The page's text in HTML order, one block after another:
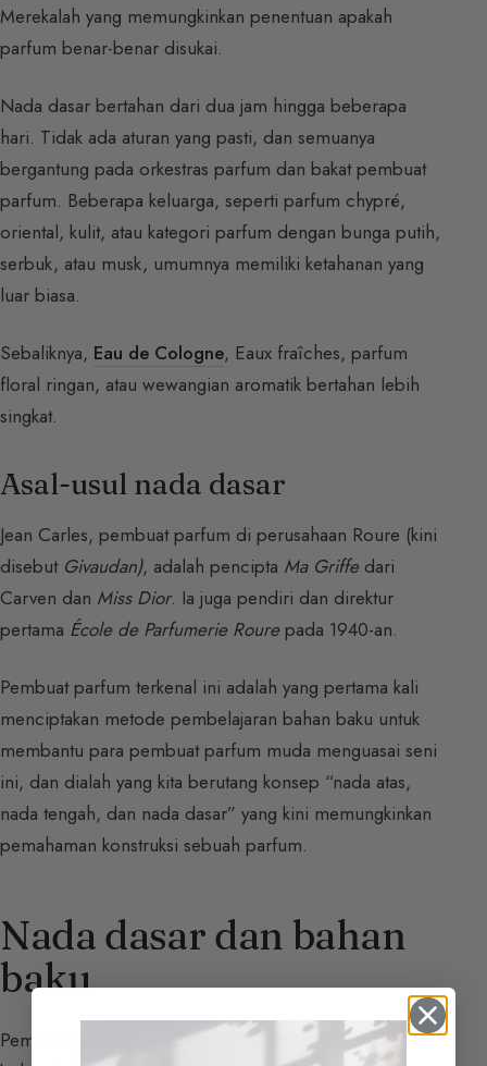
Merekalah yang memungkinkan penentuan apakah
parfum benar-benar disukai.
Nada dasar bertahan dari dua jam hingga beberapa
hari. Tidak ada aturan yang pasti, dan semuanya
bergantung pada orkestras parfum dan bakat pembuat
parfum. Beberapa keluarga, seperti parfum chypré,
oriental, kulit, atau kategori parfum dengan bunga putih,
serbuk, atau musk, umumnya memiliki ketahanan yang
luar biasa.
Sebaliknya, Eau de Cologne, Eaux fraîches, parfum
floral ringan, atau wewangian aromatik bertahan lebih
singkat.
Asal-usul nada dasar
Jean Carles, pembuat parfum di perusahaan Roure (kini
disebut Givaudan), adalah pencipta Ma Griffedari
Carven dan Miss Dior. Ia juga pendiri dan direktur
pertama École de Parfumerie Rourepada 1940-an.
Pembuat parfum terkenal ini adalah yang pertama kali
menciptakan metode pembelajaran bahan baku untuk
membantu para pembuat parfum muda menguasai seni
ini, dan dialah yang kita berutang konsep “nada atas,
nada tengah, dan nada dasar” yang kini memungkinkan
pemahaman konstruksi sebuah parfum.
Nada dasar dan bahan
baku
Pembuat parfum Jean Carles mengklasifikasikan semua